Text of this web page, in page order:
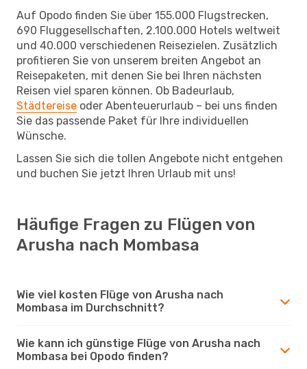
Auf Opodo finden Sie über 155.000 Flugstrecken,
690 Fluggesellschaften, 2.100.000 Hotels weltweit
und 40.000 verschiedenen Reisezielen. Zusätzlich
profitieren Sie von unserem breiten Angebot an
Reisepaketen, mit denen Sie bei Ihren nächsten
Reisen viel sparen können. Ob Badeurlaub,
Städtereise oder Abenteuerurlaub – bei uns finden
Sie das passende Paket für Ihre individuellen
Wünsche.
Lassen Sie sich die tollen Angebote nicht entgehen
und buchen Sie jetzt Ihren Urlaub mit uns!
Häufige Fragen zu Flügen von
Arusha nach Mombasa
Wie viel kosten Flüge von Arusha nach
Mombasa im Durchschnitt?
Wie kann ich günstige Flüge von Arusha nach
Mombasa bei Opodo finden?